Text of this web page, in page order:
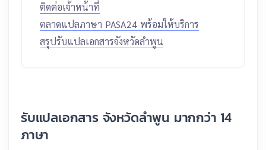
ติดต่อเจ้าหน้าที่
ตลาดแปลภาษา PASA24 พร้อมให้บริการ
สรุปรับแปลเอกสารจังหวัดลำพูน
รับแปลเอกสาร จังหวัดลำพูน มากกว่า 14
ภาษา